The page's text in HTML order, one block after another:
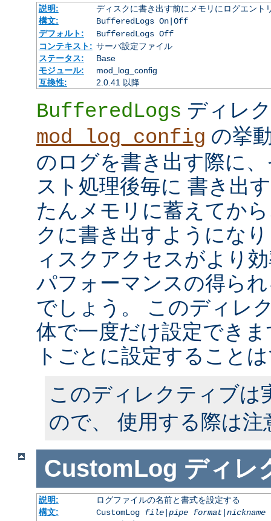
説明:
ディスクに書き出す前にメモリにログエント
構文:
BufferedLogs On|Off
デフォルト:
BufferedLogs Off
コンテキスト: サーバ設定ファイル
ステータス:
Base
モジュール:
mod_log_config
互換性:
2.0.41 以降
BufferedLogs ディレ
mod_log_config の挙
のログを書き出す際に
スト処理後毎に 書き出
たんメモリに蓄えてか
クに書き出すようにな
ィスクアクセスがより
パフォーマンスの得ら
でしょう。 このディレ
体で一度だけ設定でき
トごとに設定すること
このディレクティブは
ので、 使用する際は
CustomLog ディレ
説明:
ログファイルの名前と書式を設定する
構文:
CustomLog file|pipe format|nickname